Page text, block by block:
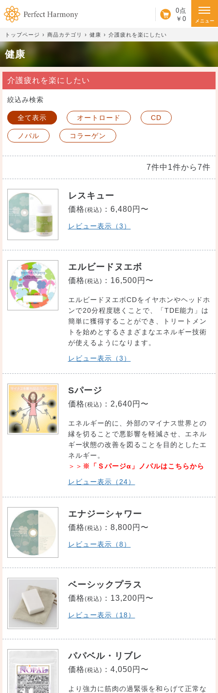
0点
￥0
カート
メニュー
トップページ 商品カテゴリ 健康 介護疲れを楽にしたい
健康
介護疲れを楽にしたい
絞込み検索
全て表示 オートロード CD
ノパル コラーゲン
7件中1件から7件
レスキュー
価格(税込) ： 6,480円〜
レビュー表示（3）
エルビードヌエボ
価格(税込) ： 16,500円〜
エルビードヌエボCDをイヤホンやヘッドホ
ンで20分程度聴くことで、「TDE能力」は
簡単に獲得することができ、トリートメン
トを始めとするさまざまなエネルギー技術
が使えるようになります。
レビュー表示（3）
Sパージ
価格(税込) ： 2,640円〜
エネルギー的に、外部のマイナス世界との
縁を切ることで悪影響を軽減させ、エネル
ギー状態の改善を図ることを目的としたエ
ネルギー。
＞＞ ※「Ｓパージα」ノパルはこちらから
レビュー表示（24）
エナジーシャワー
価格(税込) ： 8,800円〜
レビュー表示（8）
ベーシックプラス
価格(税込) ： 13,200円〜
レビュー表示（18）
パパベル・リブレ
価格(税込) ： 4,050円〜
より強力に筋肉の過緊張を和らげて正常な